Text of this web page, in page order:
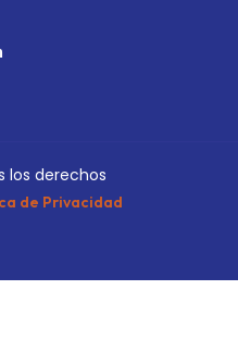
los derechos
de Privacidad